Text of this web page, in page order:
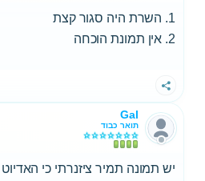
1. השרת היה סגור קצת
2. אין תמונת הוכחה
שתף
Gal
תואר כבוד
יש תמונה תמיר ציזנרתי כי